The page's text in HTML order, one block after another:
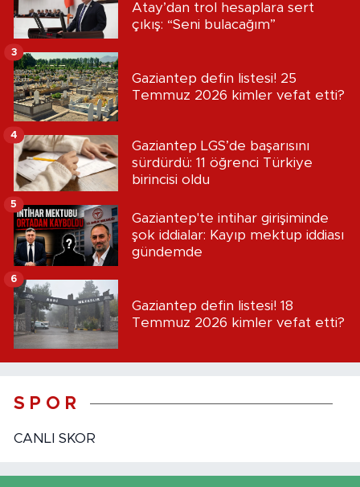
Atay’dan trol hesaplara sert
çıkış: “Seni bulacağım”
Gaziantep defin listesi! 25
Temmuz 2026 kimler vefat etti?
3
Gaziantep LGS’de başarısını
sürdürdü: 11 öğrenci Türkiye
birincisi oldu
4
Gaziantep'te intihar girişiminde
şok iddialar: Kayıp mektup iddiası
gündemde
5
Gaziantep defin listesi! 18
Temmuz 2026 kimler vefat etti?
6
S P O R
CANLI SKOR